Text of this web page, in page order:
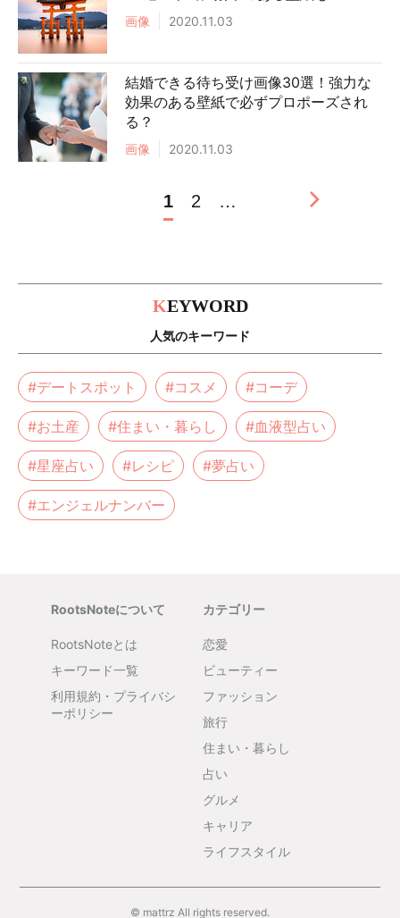
画像 2020.11.03
結婚できる待ち受け画像30選！強力な
効果のある壁紙で必ずプロポーズされ
る？
画像 2020.11.03
1 2 …
KEYWORD
人気のキーワード
#デートスポット #コスメ #コーデ
#お土産 #住まい・暮らし #血液型占い
#星座占い #レシピ #夢占い
#エンジェルナンバー
RootsNoteについて
RootsNoteとは
キーワード一覧
利用規約・プライバシ
ーポリシー
カテゴリー
恋愛
ビューティー
ファッション
旅行
住まい・暮らし
占い
グルメ
キャリア
ライフスタイル
© mattrz All rights reserved.